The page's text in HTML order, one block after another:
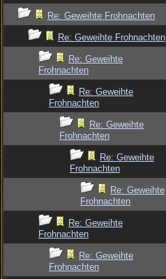
Re: Geweihte Frohnachten
Re: Geweihte Frohnachten
Re: Geweihte
Frohnachten
Re: Geweihte
Frohnachten
Re: Geweihte
Frohnachten
Re: Geweihte
Frohnachten
Re: Geweihte
Frohnachten
Re: Geweihte
Frohnachten
Re: Geweihte
Frohnachten